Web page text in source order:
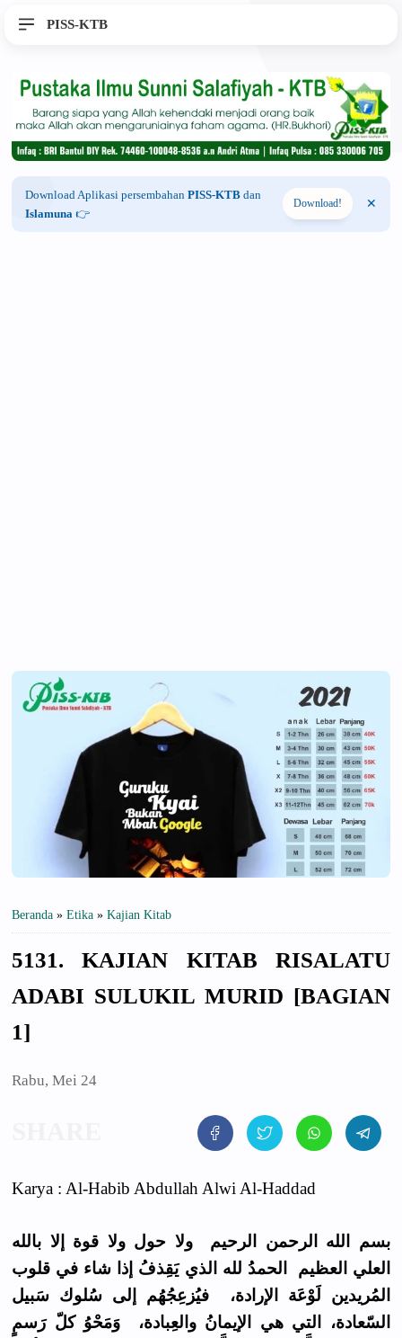
PISS-KTB
Download Aplikasi persembahan PISS-KTB dan
Islamuna 👉
Download!
Beranda » Etika » Kajian Kitab
5131. KAJIAN KITAB RISALATU
ADABI SULUKIL MURID [BAGIAN
1]
Rabu, Mei 24
Karya : Al-Habib Abdullah Alwi Al-Haddad
بسم الله الرحمن الرحيم ولا حول ولا قوة إلا بالله
العلي العظيم الحمدُ لله الذي يَقِذفُ إذا شاء في قلوب
المُريدين لَوْعَة الإرادة، فيُزعِجُهُم إلى سُلوك سَبيل
السّعادة، التي هي الإيمانُ والعِبادة، وَمَحْوُ كلّ رَسمٍ